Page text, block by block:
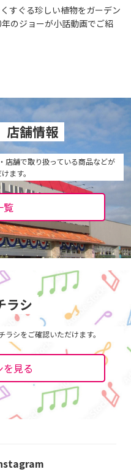
すぐる珍しい植物をガーデン
のジョーが小話動画でご紹
舗情報
店舗で取り扱っている商品などが
ます。
覧
ラシ
シをご確認いただけます。
見る